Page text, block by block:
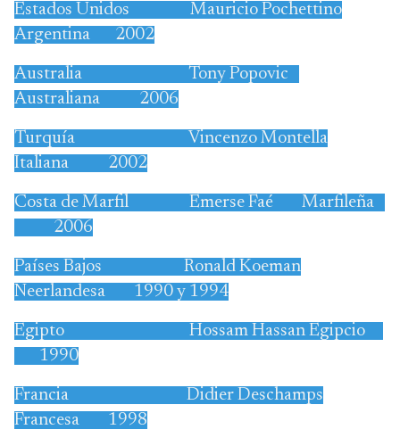
Estados Unidos Mauricio Pochettino
Argentina 2002
Australia Tony Popovic
Australiana 2006
Turquía Vincenzo Montella
Italiana 2002
Costa de Marfil Emerse Faé Marfileña
2006
Países Bajos Ronald Koeman
Neerlandesa 1990 y 1994
Egipto Hossam Hassan Egipcio
1990
Francia Didier Deschamps
Francesa 1998